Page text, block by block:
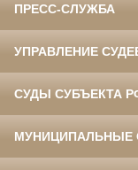
ПРЕСС-СЛУЖБА
УПРАВЛЕНИЕ
СУДЫ СУБЪЕКТА
МУНИЦИПАЛЬНЫЕ